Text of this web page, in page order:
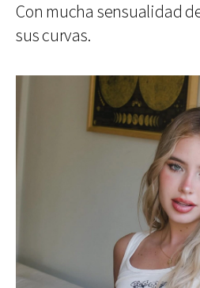
Con mucha sensualidad
sus curvas.